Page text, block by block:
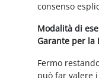
consenso
Modalità di
Garante per la
Fermo
può far valere